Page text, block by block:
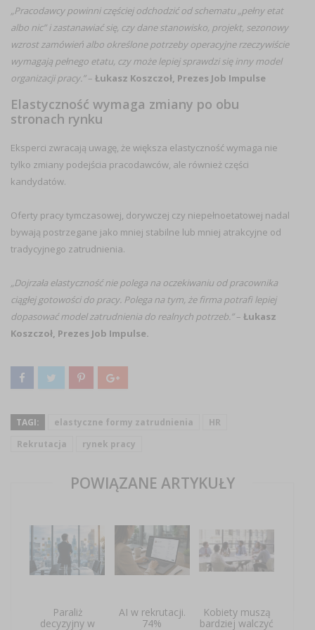
„Pracodawcy powinni częściej odchodzić od schematu „pełny etat
albo nic” i zastanawiać się, czy dane stanowisko, projekt, sezonowy
wzrost zamówień albo określone potrzeby operacyjne rzeczywiście
wymagają pełnego etatu, czy może lepiej sprawdzi się inny model
organizacji pracy.”– Łukasz Koszczoł, Prezes Job Impulse
Elastyczność wymaga zmiany po obu
stronach rynku
Eksperci zwracają uwagę, że większa elastyczność wymaga nie
tylko zmiany podejścia pracodawców, ale również części
kandydatów.
Oferty pracy tymczasowej, dorywczej czy niepełnoetatowej nadal
bywają postrzegane jako mniej stabilne lub mniej atrakcyjne od
tradycyjnego zatrudnienia.
„Dojrzała elastyczność nie polega na oczekiwaniu od pracownika
ciągłej gotowości do pracy. Polega na tym, że firma potrafi lepiej
dopasować model zatrudnienia do realnych potrzeb.”– Łukasz
Koszczoł, Prezes Job Impulse.
TAGI: elastyczne formy zatrudnienia
HR
Rekrutacja
rynek pracy
POWIĄZANE ARTYKUŁY
Paraliż
decyzyjny w
AI w rekrutacji.
74%
Kobiety muszą
bardziej walczyć